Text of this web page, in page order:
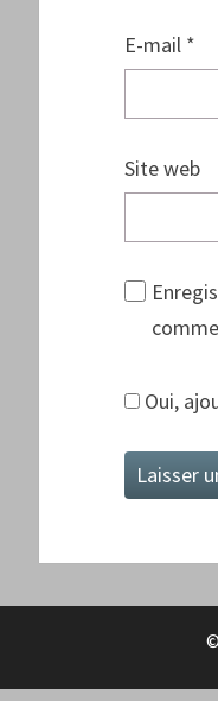
E-mail *
Site web
Oui,